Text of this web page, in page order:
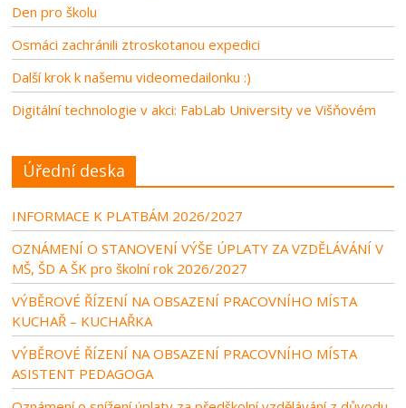
Den pro školu
Osmáci zachránili ztroskotanou expedici
Další krok k našemu videomedailonku :)
Digitální technologie v akci: FabLab University ve Višňovém
Úřední deska
INFORMACE K PLATBÁM 2026/2027
OZNÁMENÍ O STANOVENÍ VÝŠE ÚPLATY ZA VZDĚLÁVÁNÍ V
MŠ, ŠD A ŠK pro školní rok 2026/2027
VÝBĚROVÉ ŘÍZENÍ NA OBSAZENÍ PRACOVNÍHO MÍSTA
KUCHAŘ – KUCHAŘKA
VÝBĚROVÉ ŘÍZENÍ NA OBSAZENÍ PRACOVNÍHO MÍSTA
ASISTENT PEDAGOGA